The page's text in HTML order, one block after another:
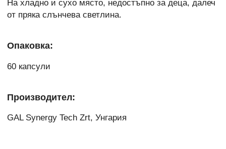
На хладно и сухо място, недостъпно за деца, далеч
от пряка слънчева светлина.
Опаковка:
60 капсули
Производител:
GAL Synergy Tech Zrt, Унгария